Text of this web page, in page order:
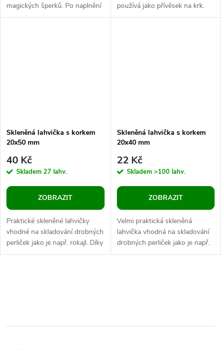
magických šperků. Po naplnění
přísadami v podobě drobných
používá jako přívěsek na krk.
Zátka je vyrobena z korku.
Skleněná lahvička s korkem
20x50 mm
40 Kč
Skladem 27 lahv.
ZOBRAZIT
Praktické skleněné lahvičky
vhodné na skladování drobných
perliček jako je např. rokajl. Díky
jejich průhlednosti jsou
Skleněná lahvička s korkem
20x40 mm
22 Kč
Skladem >100 lahv.
ZOBRAZIT
Velmi praktická skleněná
lahvička vhodná na skladování
drobných perliček jako je např.
rocail. Díky průhlednosti
l